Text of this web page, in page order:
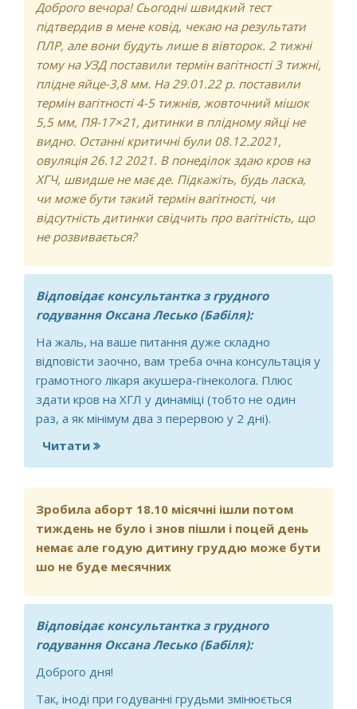
скільки часу
Доброго вечора! Сьогодні швидкий тест
підтвердив в мене ковід, чекаю на результати
ПЛР, але вони будуть лише в вівторок. 2 тижні
тому на УЗД поставили термін вагітності 3 тижні,
плідне яйце-3,8 мм. На 29.01.22 р. поставили
термін вагітності 4-5 тижнів, жовточний мішок
5,5 мм, ПЯ-17×21, дитинки в плідному яйці не
видно. Останні критичні були 08.12.2021,
овуляція 26.12 2021. В понеділок здаю кров на
ХГЧ, швидше не має де. Підкажіть, будь ласка,
чи може бути такий термін вагітності, чи
відсутність дитинки свідчить про вагітність, що
не розвивається?
Відповідає консультантка з грудного
годування Оксана Лесько (Бабіля):
На жаль, на ваше питання дуже складно
відповісти заочно, вам треба очна консультація у
грамотного лікаря акушера-гінеколога. Плюс
здати кров на ХГЛ у динаміці (тобто не один
раз, а як мінімум два з перервою у 2 дні).
Читати про Чи є шанс на позитивний розвиток
вагітності? Хвилююся дуже, а чекати
ще 2 дні(
Зробила аборт 18.10 місячні ішли потом
тиждень не було і знов пішли і поцей день
немає але годую дитину груддю може бути
шо не буде месячних
Відповідає консультантка з грудного
годування Оксана Лесько (Бабіля):
Доброго дня!
Так, іноді при годуванні грудьми змінюється